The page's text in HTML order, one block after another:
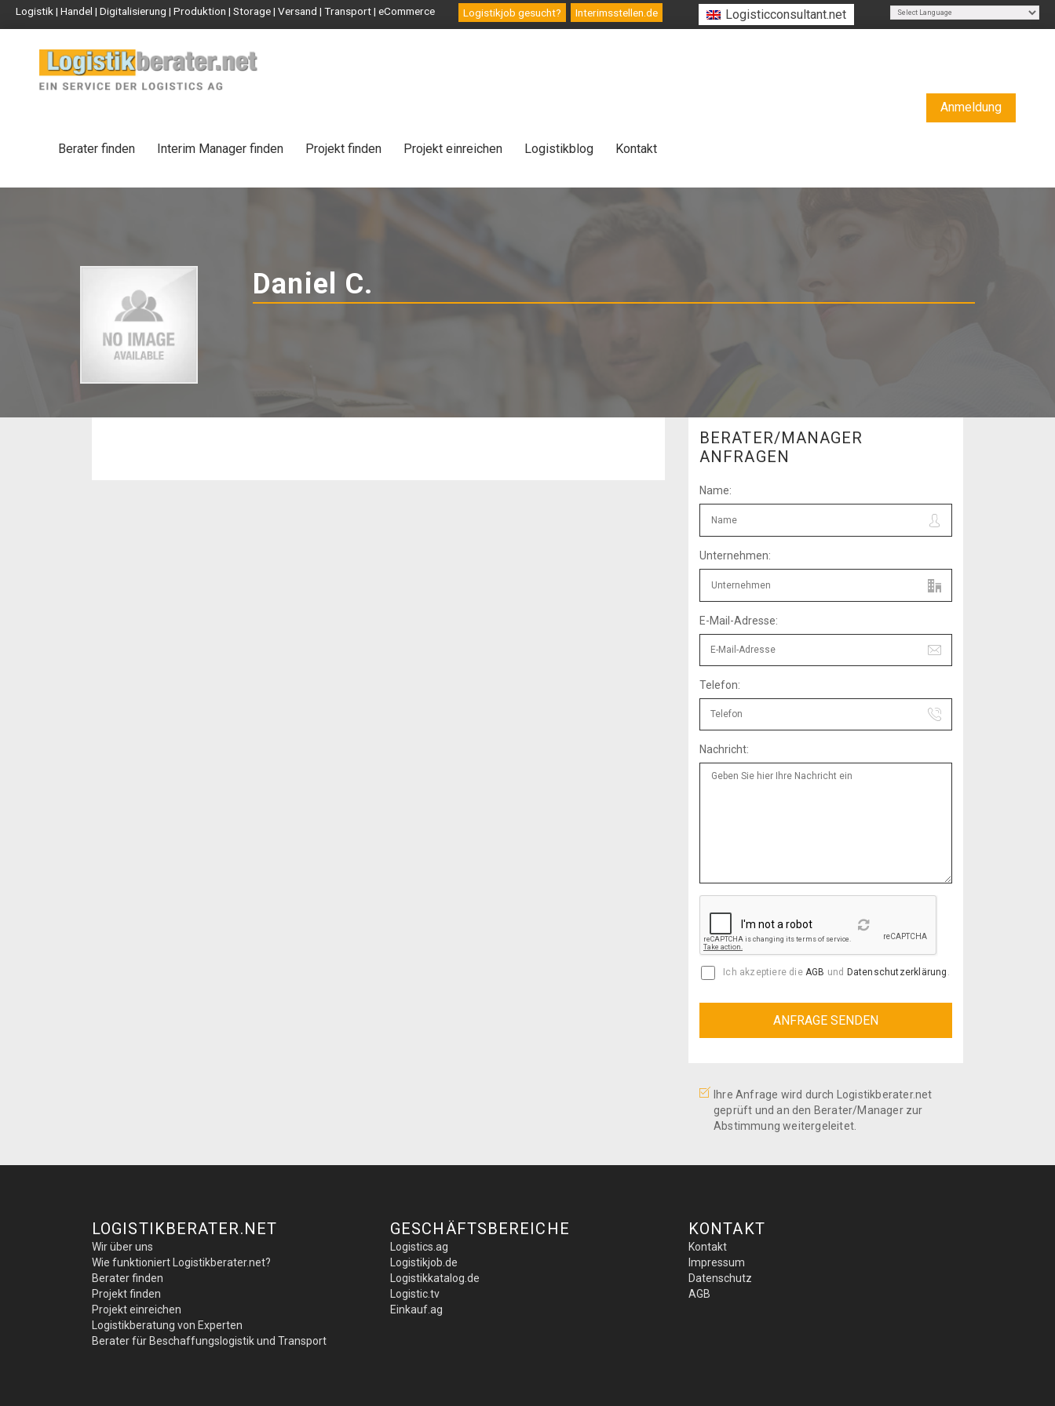
Logistik | Handel | Digitalisierung | Produktion | Storage | Versand | Transport | eCommerce Logistikjob gesucht? Interimsstellen.de
Logisticconsultant.net
Powered by
Translate
Berater finden Interim Manager finden Projekt finden Projekt einreichen Logistikblog Kontakt
Anmeldung
Daniel C.
BERATER/MANAGER
ANFRAGEN
Name:
Unternehmen:
E-Mail-Adresse:
Telefon:
Nachricht:
Reload
Ich akzeptiere die AGB und Datenschutzerklärung
Ihre Anfrage wird durch Logistikberater.net
geprüft und an den Berater/Manager zur
Abstimmung weitergeleitet.
LOGISTIKBERATER.NET
Wir über uns
Wie funktioniert Logistikberater.net?
Berater finden
Projekt finden
Projekt einreichen
Logistikberatung von Experten
Berater für Beschaffungslogistik und Transport
GESCHÄFTSBEREICHE
Logistics.ag
Logistikjob.de
Logistikkatalog.de
Logistic.tv
Einkauf.ag
KONTAKT
Kontakt
Impressum
Datenschutz
AGB